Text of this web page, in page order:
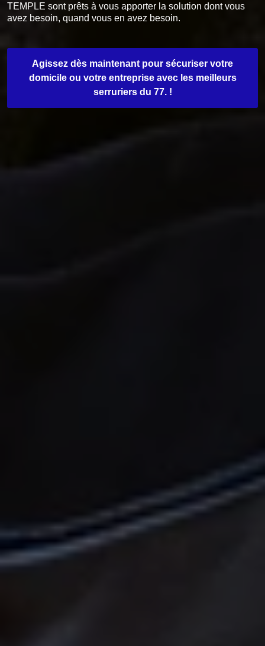
TEMPLE sont prêts à vous apporter la solution dont vous
avez besoin, quand vous en avez besoin.
Agissez dès maintenant pour sécuriser votre
domicile ou votre entreprise avec les meilleurs
serruriers du 77. !